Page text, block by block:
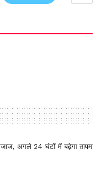
अगले 24 घंटों में बढ़ेगा तापमान